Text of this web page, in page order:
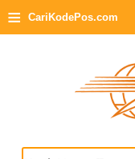
≡ CariKodePos.com